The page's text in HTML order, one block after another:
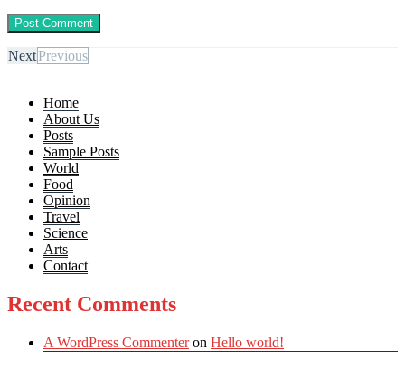
NextPrevious
Home
About Us
Posts
Sample Posts
World
Food
Opinion
Travel
Science
Arts
Contact
Recent Comments
A WordPress Commenteron Hello world!